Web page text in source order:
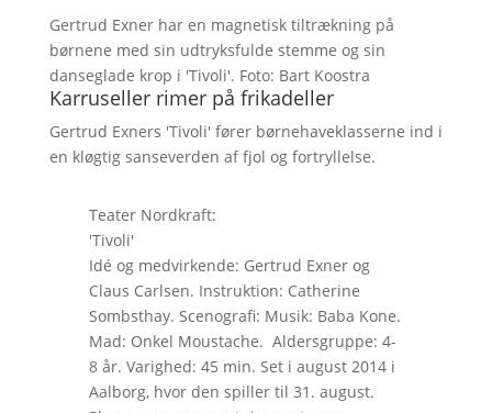
Gertrud Exner har en magnetisk tiltrækning på
børnene med sin udtryksfulde stemme og sin
danseglade krop i 'Tivoli'. Foto: Bart Koostra
Karruseller rimer på frikadeller
Gertrud Exners 'Tivoli' fører børnehaveklasserne ind i
en kløgtig sanseverden af fjol og fortryllelse.
Teater Nordkraft:
'Tivoli'
Idé og medvirkende: Gertrud Exner og
Claus Carlsen. Instruktion: Catherine
Sombsthay. Scenografi: Musik: Baba Kone.
Mad: Onkel Moustache. Aldersgruppe: 4-
8 år. Varighed: 45 min. Set i august 2014 i
Aalborg, hvor den spiller til 31. august.